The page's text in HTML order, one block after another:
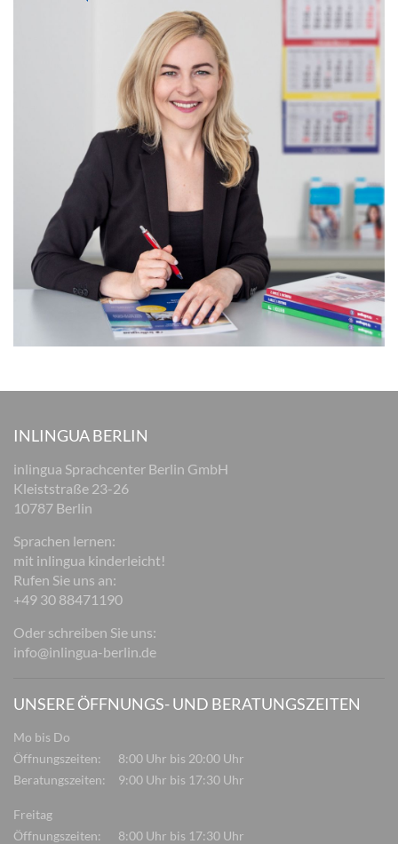
INLINGUA BERLIN
inlingua Sprachcenter Berlin GmbH
Kleiststraße 23-26
10787 Berlin
Sprachen lernen:
mit inlingua kinderleicht!
Rufen Sie uns an:
+49 30 88471190
Oder schreiben Sie uns:
info@inlingua-berlin.de
UNSERE ÖFFNUNGS- UND BERATUNGSZEITEN
Mo bis Do
Öffnungszeiten:
8:00 Uhr bis 20:00 Uhr
Beratungszeiten:
9:00 Uhr bis 17:30 Uhr
Freitag
Öffnungszeiten:
8:00 Uhr bis 17:30 Uhr